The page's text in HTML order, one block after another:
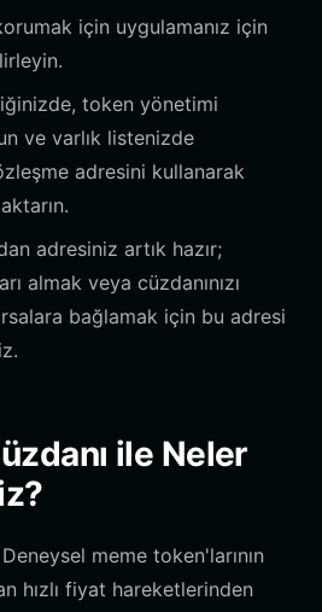
için uygulamanız için
token yönetimi
ve varlık listenizde
adresini kullanarak
adresiniz artık hazır;
almak veya cüzdanınızı
bağlamak için bu adresi
ile Neler
Deneysel meme token'larının
hızlı fiyat hareketlerinden